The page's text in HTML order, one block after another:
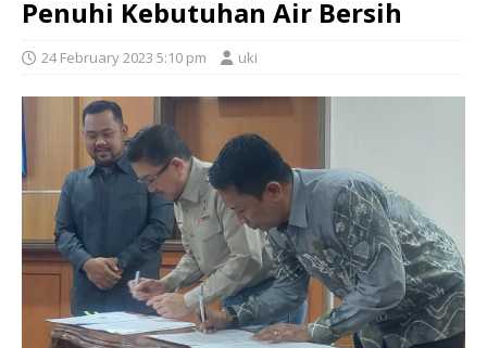
Penuhi Kebutuhan Air Bersih
24 February 2023 5:10 pm uki